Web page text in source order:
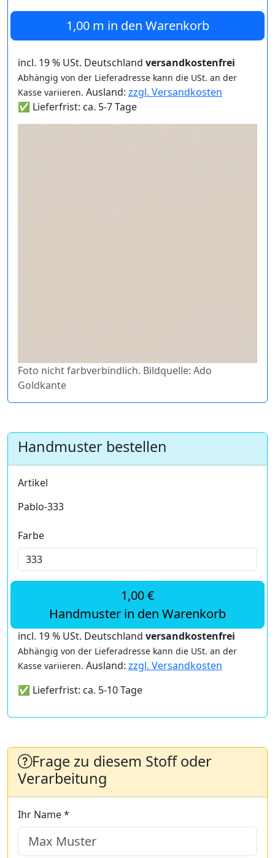
1,00 m in den Warenkorb
incl. 19 % USt. Deutschland versandkostenfrei
Abhängig von der Lieferadresse kann die USt. an der
Kasse variieren. Ausland: zzgl. Versandkosten
✅ Lieferfrist: ca. 5-7 Tage
Foto nicht farbverbindlich. Bildquelle: Ado
Goldkante
Handmuster bestellen
Artikel
Pablo-333
Farbe
1,00 €
Handmuster in den Warenkorb
incl. 19 % USt. Deutschland versandkostenfrei
Abhängig von der Lieferadresse kann die USt. an der
Kasse variieren. Ausland: zzgl. Versandkosten
✅ Lieferfrist: ca. 5-10 Tage
Frage zu diesem Stoff oder
Verarbeitung
Ihr Name *